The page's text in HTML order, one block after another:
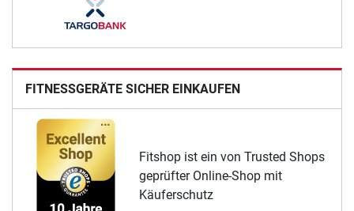
FITNESSGERÄTE SICHER EINKAUFEN
Fitshop ist ein von Trusted Shops
geprüfter Online-Shop mit
Käuferschutz